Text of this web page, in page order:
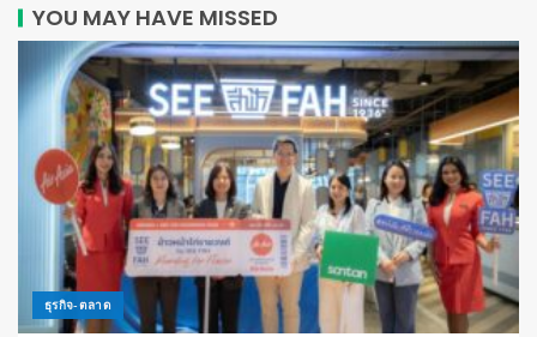
YOU MAY HAVE MISSED
ธุรกิจ-ตลาด